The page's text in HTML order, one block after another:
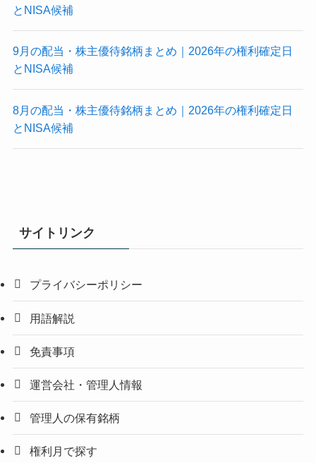
とNISA候補
9月の配当・株主優待銘柄まとめ｜2026年の権利確定日
とNISA候補
8月の配当・株主優待銘柄まとめ｜2026年の権利確定日
とNISA候補
サイトリンク
プライバシーポリシー
用語解説
免責事項
運営会社・管理人情報
管理人の保有銘柄
権利月で探す